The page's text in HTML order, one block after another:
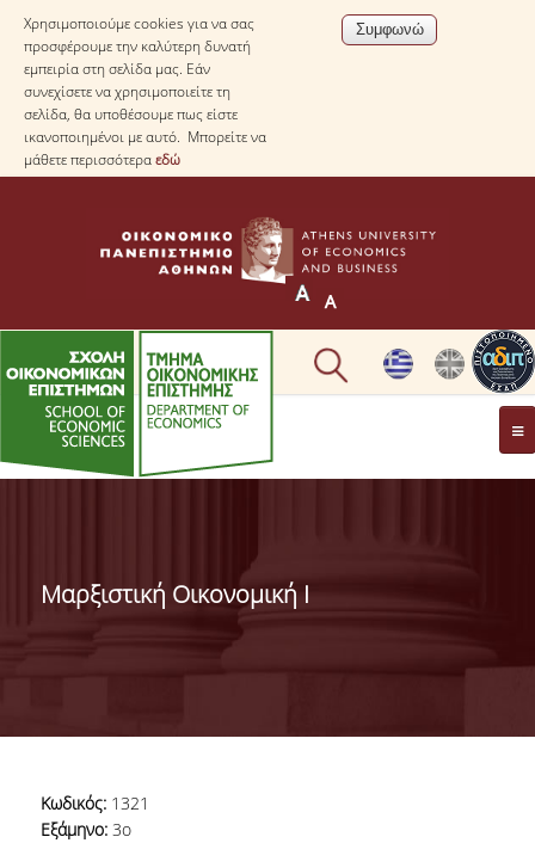
Χρησιμοποιούμε cookies για να σας
προσφέρουμε την καλύτερη δυνατή
εμπειρία στη σελίδα μας. Εάν
συνεχίσετε να χρησιμοποιείτε τη
σελίδα, θα υποθέσουμε πως είστε
ικανοποιημένοι με αυτό. Μπορείτε να
μάθετε περισσότεραεδώ
ΤΟ TΜΗΜΑ
ΔΙΟΙΚΗΣΗ ΤΟΥ ΤΜΗΜΑΤΟΣ
ΓΙΑ ΜΑΘΗΤΕΣ Γ' ΛΥΚΕΙΟΥ
Μαρξιστική Οικονομική Ι
Κωδικός: 1321
Εξάμηνο: 3ο